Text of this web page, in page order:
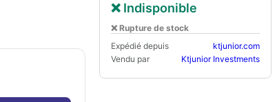
❌ Indisponible
❌ Rupture de stock
Expédié depuis
ktjunior.com
Vendu par
Ktjunior Investments